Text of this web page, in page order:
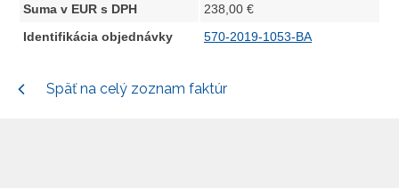
Suma v EUR s DPH
238,00 €
Identifikácia objednávky
570-2019-1053-BA
Späť na celý zoznam faktúr